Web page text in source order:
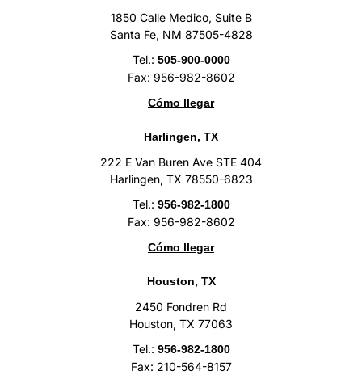
1850 Calle Medico, Suite B
Santa Fe, NM 87505-4828
Tel.: 505-900-0000
Fax: 956-982-8602
Cómo llegar
Harlingen, TX
222 E Van Buren Ave STE 404
Harlingen, TX 78550-6823
Tel.: 956-982-1800
Fax: 956-982-8602
Cómo llegar
Houston, TX
2450 Fondren Rd
Houston, TX 77063
Tel.: 956-982-1800
Fax: 210-564-8157